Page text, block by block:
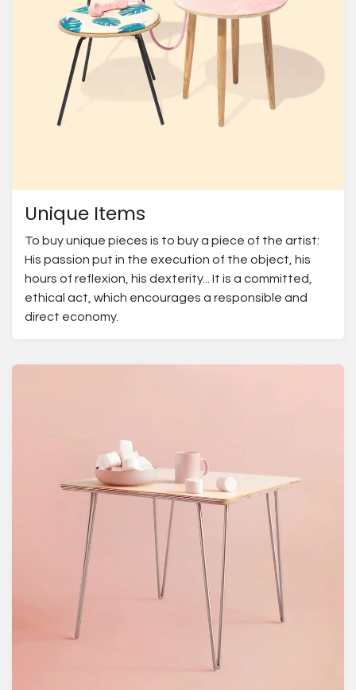
Unique Items
To buy unique pieces is to buy a piece of the artist:
His passion put in the execution of the object, his
hours of reflexion, his dexterity... It is a committed,
ethical act, which encourages a responsible and
direct economy.